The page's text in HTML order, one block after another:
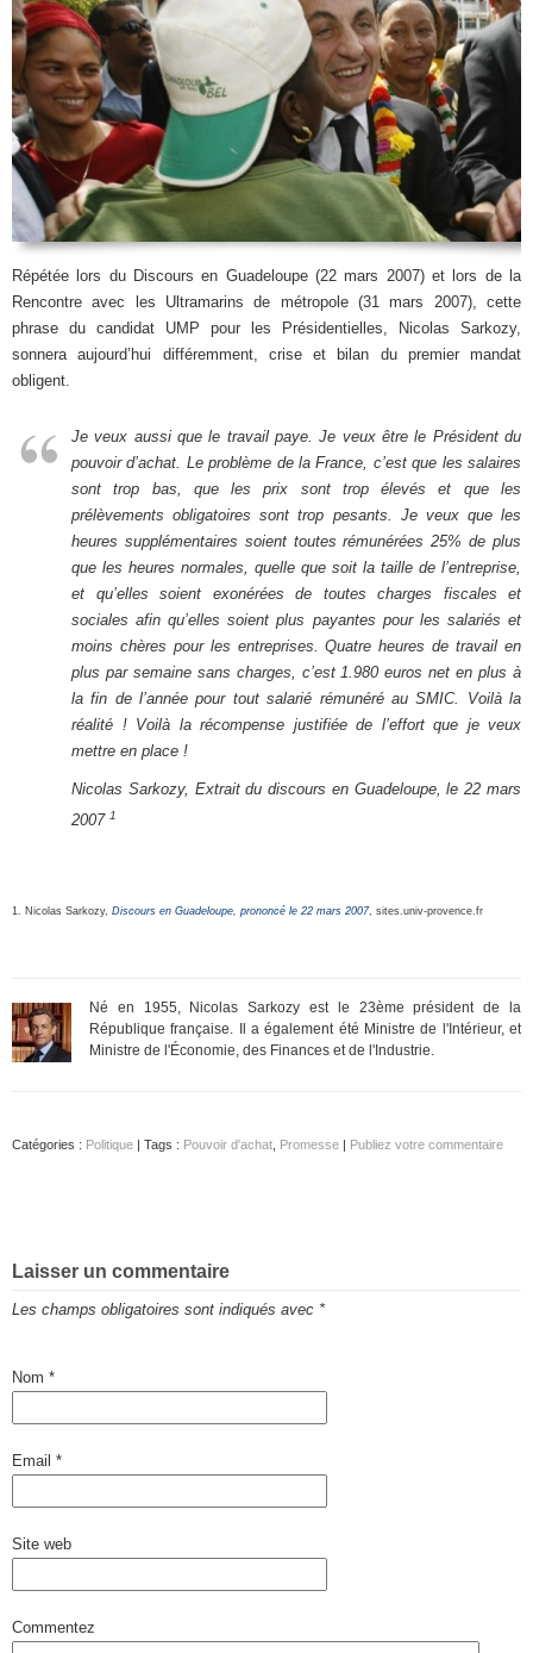
Répétée lors du Discours en Guadeloupe (22 mars 2007) et lors de la
Rencontre avec les Ultramarins de métropole (31 mars 2007), cette
phrase du candidat UMP pour les Présidentielles, Nicolas Sarkozy,
sonnera aujourd’hui différemment, crise et bilan du premier mandat
obligent.
Je veux aussi que le travail paye. Je veux être le Président du
pouvoir d’achat. Le problème de la France, c’est que les salaires
sont trop bas, que les prix sont trop élevés et que les
prélèvements obligatoires sont trop pesants. Je veux que les
heures supplémentaires soient toutes rémunérées 25% de plus
que les heures normales, quelle que soit la taille de l’entreprise,
et qu’elles soient exonérées de toutes charges fiscales et
sociales afin qu’elles soient plus payantes pour les salariés et
moins chères pour les entreprises. Quatre heures de travail en
plus par semaine sans charges, c’est 1.980 euros net en plus à
la fin de l’année pour tout salarié rémunéré au SMIC. Voilà la
réalité ! Voilà la récompense justifiée de l’effort que je veux
mettre en place !
Nicolas Sarkozy, Extrait du discours en Guadeloupe, le 22 mars
2007 1
1. Nicolas Sarkozy, Discours en Guadeloupe, prononcé le 22 mars 2007, sites.univ-provence.fr
Né en 1955, Nicolas Sarkozy est le 23ème président de la
République française. Il a également été Ministre de l'Intérieur, et
Ministre de l'Économie, des Finances et de l'Industrie.
Catégories : Politique | Tags : Pouvoir d'achat Promesse Publiez votre commentaire
Laisser un commentaire
Les champs obligatoires sont indiqués avec *
Nom *
Email *
Site web
Commentez